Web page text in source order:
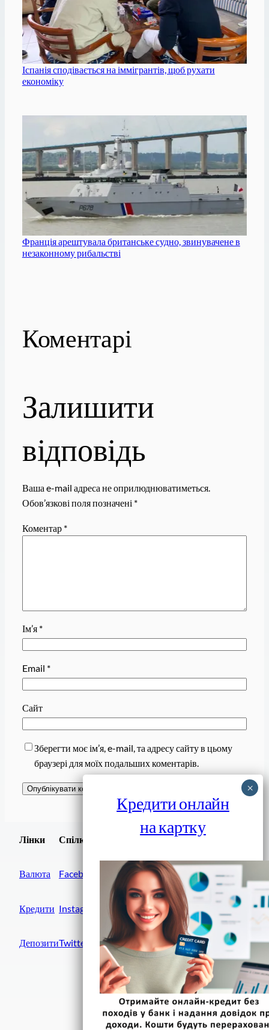
Іспанія сподівається на іммігрантів, щоб рухати
економіку
Франція арештувала британське судно, звинувачене в
незаконному рибальстві
Коментарі
Залишити
відповідь
Ваша e-mail адреса не оприлюднюватиметься.
Обов’язкові поля позначені *
Коментар *
Ім’я *
Email *
Сайт
Зберегти моє ім’я, e-mail, та адресу сайту в цьому
браузері для моїх подальших коментарів.
Лінки
Валюта
Кредити
Депозити
Спілки
Facebook
Instagram
Twitter
Завантажити
Фінанси IN UA
вулиця Хрещатик, 14
Київ, 01001
Кредити онлайн
на картку